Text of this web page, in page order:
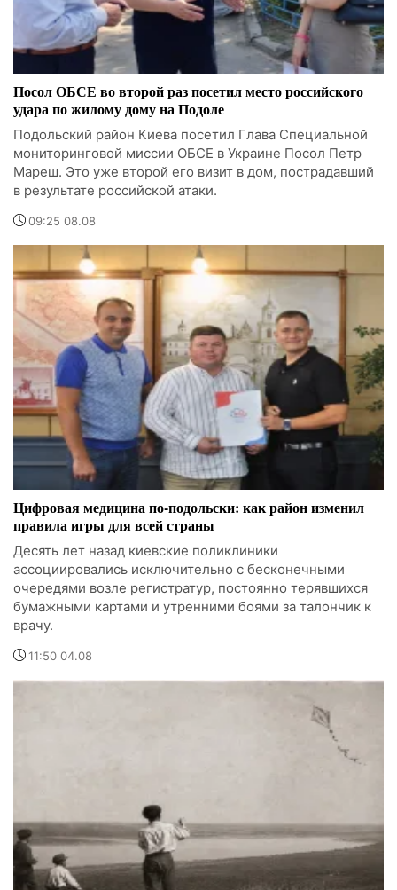
Посол ОБСЕ во второй раз посетил место российского
удара по жилому дому на Подоле
Подольский район Киева посетил Глава Специальной
мониторинговой миссии ОБСЕ в Украине Посол Петр
Мареш. Это уже второй его визит в дом, пострадавший
в результате российской атаки.
09:25 08.08
Цифровая медицина по-подольски: как район изменил
правила игры для всей страны
Десять лет назад киевские поликлиники
ассоциировались исключительно с бесконечными
очередями возле регистратур, постоянно терявшихся
бумажными картами и утренними боями за талончик к
врачу.
11:50 04.08